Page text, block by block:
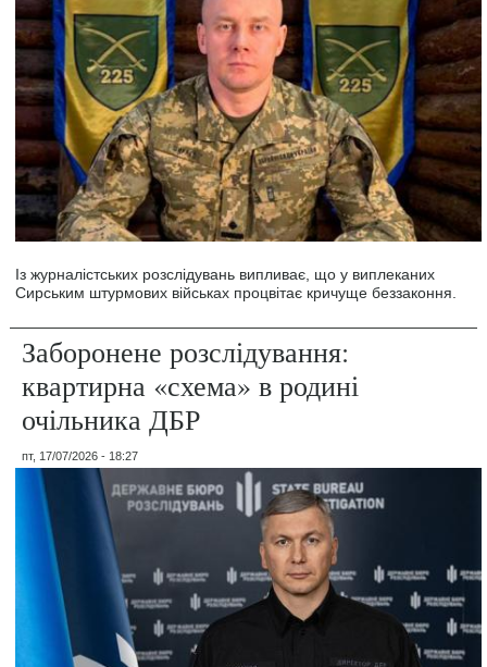
Із журналістських розслідувань випливає, що у виплеканих
Сирським штурмових військах процвітає кричуще беззаконня.
Заборонене розслідування:
квартирна «схема» в родині
очільника ДБР
пт, 17/07/2026 - 18:27